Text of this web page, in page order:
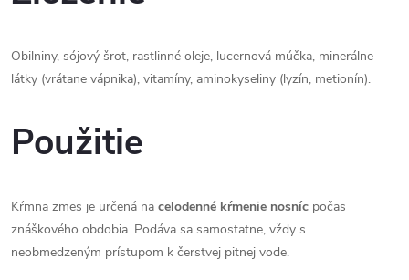
Obilniny, sójový šrot, rastlinné oleje, lucernová múčka, minerálne
látky (vrátane vápnika), vitamíny, aminokyseliny (lyzín, metionín).
Použitie
Kŕmna zmes je určená na celodenné kŕmenie nosníc počas
znáškového obdobia. Podáva sa samostatne, vždy s
neobmedzeným prístupom k čerstvej pitnej vode.